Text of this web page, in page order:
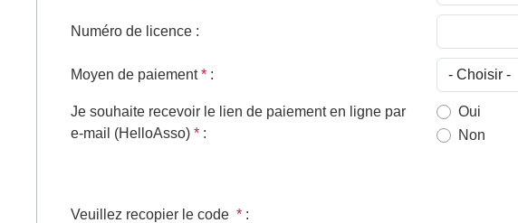
Numéro de licence :
Moyen de paiement* :
Je souhaite recevoir le lien de paiement en ligne par
e-mail (HelloAsso) * :
Oui
Non
Veuillez recopier le code * :